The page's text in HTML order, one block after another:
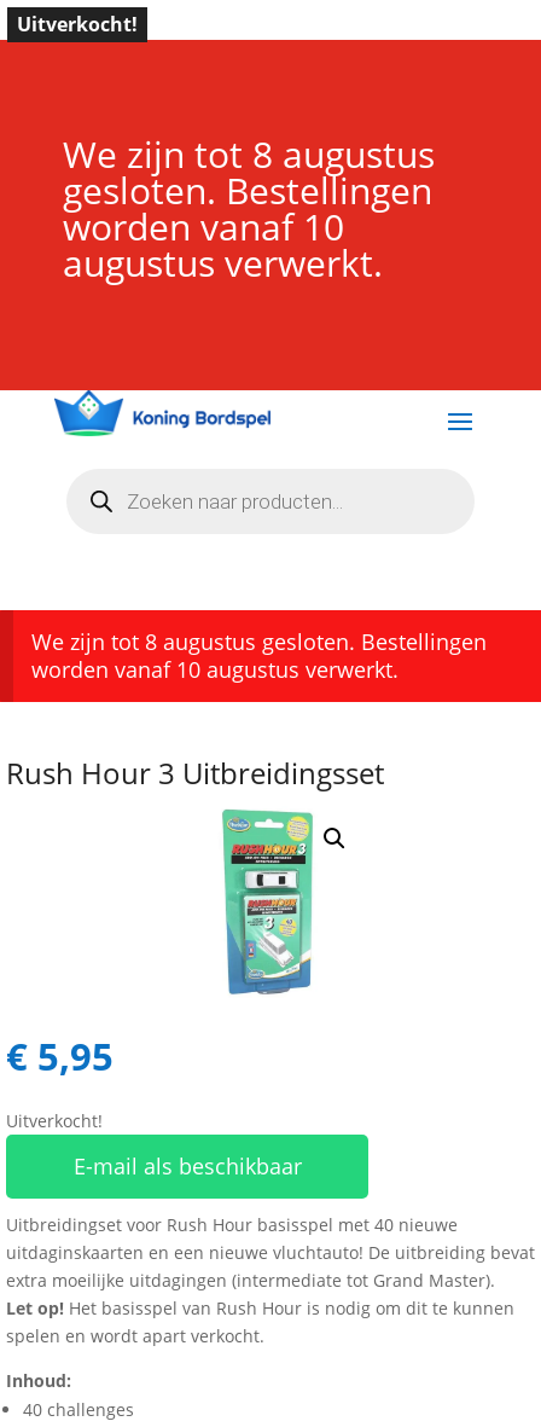
We zijn tot 8 augustus
gesloten. Bestellingen
worden vanaf 10
augustus verwerkt.
zoeken
We zijn tot 8 augustus gesloten. Bestellingen
worden vanaf 10 augustus verwerkt.
Uitverkocht!
Rush Hour 3 Uitbreidingsset
€ 5,95
Uitverkocht!
E-mail als beschikbaar
Uitbreidingset voor Rush Hour basisspel met 40 nieuwe
uitdaginskaarten en een nieuwe vluchtauto! De uitbreiding bevat
extra moeilijke uitdagingen (intermediate tot Grand Master).
Let op! Het basisspel van Rush Hour is nodig om dit te kunnen
spelen en wordt apart verkocht.
Inhoud:
40 challenges